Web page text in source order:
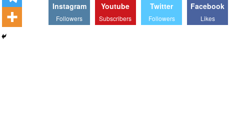
Facebook
Likes
Twitter
Followers
Youtube
Subscribers
Instagram
Followers